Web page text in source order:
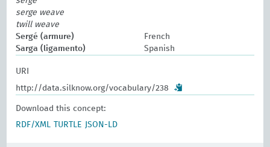
serge weave
twill weave
Sergé (armure)
French
Sarga (ligamento)
Spanish
URI
http://data.silknow.org/vocabulary/238
Download this concept:
RDF/XML
TURTLE JSON-LD